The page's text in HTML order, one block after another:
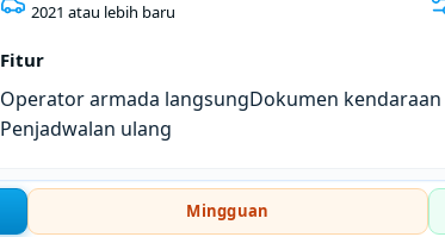
2021 atau lebih baru
Fitur
Operator armada langsungDokumen
Penjadwalan ulang
Mingguan